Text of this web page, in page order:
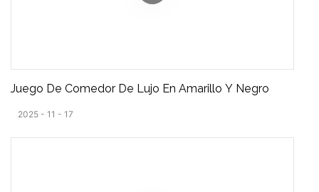
Juego De Comedor De Lujo En Amarillo Y Negro
2025 11 17